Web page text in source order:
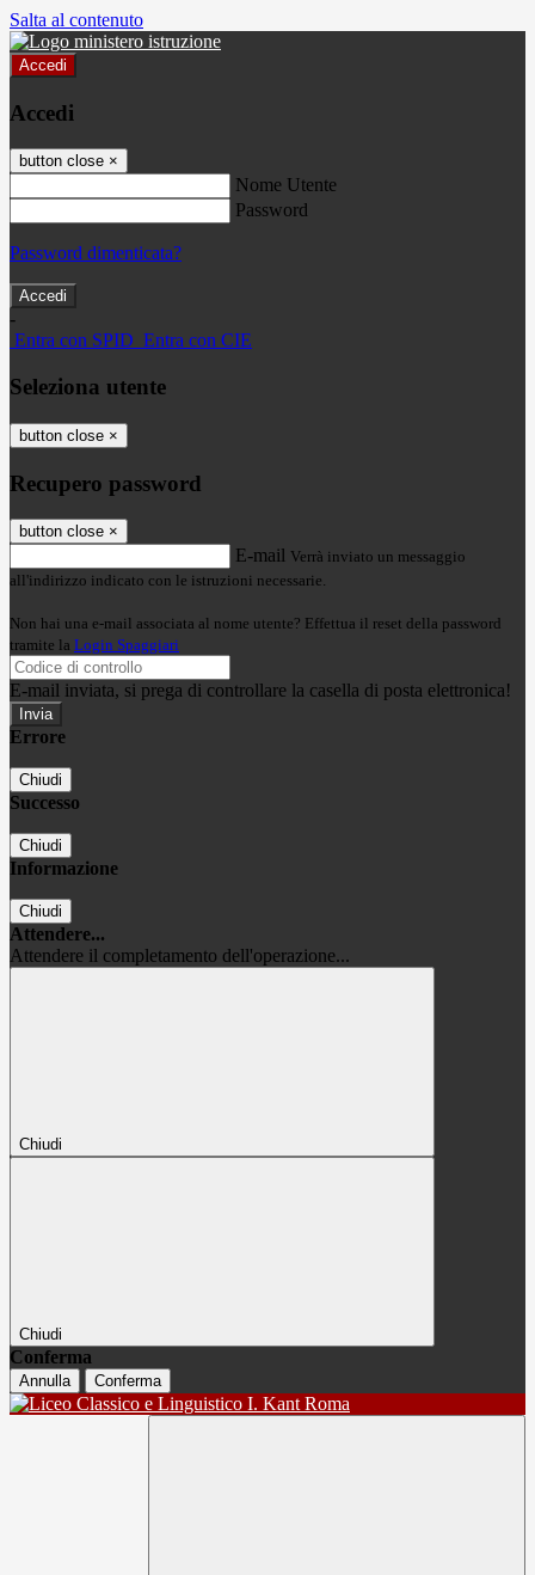
Salta al contenuto
Accedi
Accedi
button close ×
Nome Utente
Password
Password dimenticata?
-
Entra con SPID Entra con CIE
Seleziona utente
button close ×
Recupero password
button close ×
E-mail Verrà inviato un messaggio
all'indirizzo indicato con le istruzioni necessarie.
Non hai una e-mail associata al nome utente? Effettua il reset della password
tramite la Login Spaggiari
E-mail inviata, si prega di controllare la casella di posta elettronica!
Errore
Chiudi
Successo
Chiudi
Informazione
Chiudi
Attendere...
Attendere il completamento dell'operazione...
Chiudi
Chiudi
Conferma
Annulla Conferma